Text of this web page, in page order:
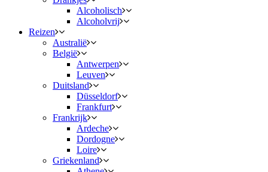
Alcoholisch
Alcoholvrij
Reizen
Australië
België
Antwerpen
Leuven
Duitsland
Düsseldorf
Frankfurt
Frankrijk
Ardeche
Dordogne
Loire
Griekenland